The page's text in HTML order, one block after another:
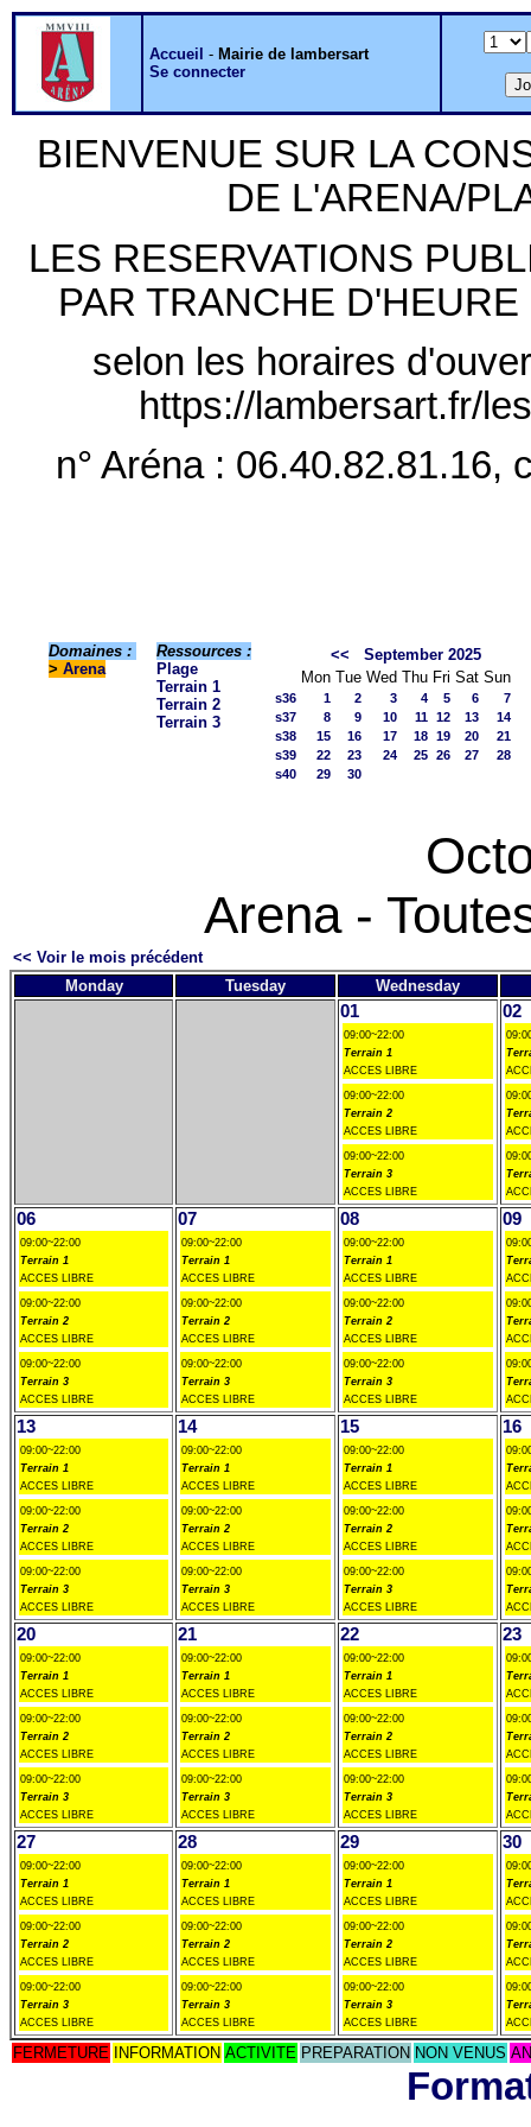
Accueil - Mairie de lambersart
Se connecter
BIENVENUE SUR LA
DE L'ARENA/
LES RESERVATIONS
PAR TRANCHE
selon les horaires
https://lambersart.fr/
n° Aréna : 06.40.82.81.16,
Domaines :
> Arena
Ressources :
Plage
Terrain 1
Terrain 2
Terrain 3
<<
September 2025
Mon Tue Wed Thu Fri Sat Sun
s36 1 2 3 4 5 6
7
s37
8 9 10 11 12 13
14
s38
15 16 17 18 19 20
21
s39
22 23 24 25 26 27
28
s40
29 30
Arena -
<< Voir le mois précédent
Monday
Tuesday Wednesday
01
09:00~22:00
Terrain 1
ACCES LIBRE
09:00~22:00
Terrain 2
ACCES LIBRE
09:00~22:00
Terrain 3
ACCES LIBRE
02
06
09:00~22:00
Terrain 1
ACCES LIBRE
09:00~22:00
Terrain 2
ACCES LIBRE
09:00~22:00
Terrain 3
ACCES LIBRE
07
09:00~22:00
Terrain 1
ACCES LIBRE
09:00~22:00
Terrain 2
ACCES LIBRE
09:00~22:00
Terrain 3
ACCES LIBRE
08
09:00~22:00
Terrain 1
ACCES LIBRE
09:00~22:00
Terrain 2
ACCES LIBRE
09:00~22:00
Terrain 3
ACCES LIBRE
09
13
09:00~22:00
Terrain 1
ACCES LIBRE
09:00~22:00
Terrain 2
ACCES LIBRE
09:00~22:00
Terrain 3
ACCES LIBRE
14
09:00~22:00
Terrain 1
ACCES LIBRE
09:00~22:00
Terrain 2
ACCES LIBRE
09:00~22:00
Terrain 3
ACCES LIBRE
15
09:00~22:00
Terrain 1
ACCES LIBRE
09:00~22:00
Terrain 2
ACCES LIBRE
09:00~22:00
Terrain 3
ACCES LIBRE
16
20
09:00~22:00
Terrain 1
ACCES LIBRE
09:00~22:00
Terrain 2
ACCES LIBRE
09:00~22:00
Terrain 3
ACCES LIBRE
21
09:00~22:00
Terrain 1
ACCES LIBRE
09:00~22:00
Terrain 2
ACCES LIBRE
09:00~22:00
Terrain 3
ACCES LIBRE
22
09:00~22:00
Terrain 1
ACCES LIBRE
09:00~22:00
Terrain 2
ACCES LIBRE
09:00~22:00
Terrain 3
ACCES LIBRE
23
27
09:00~22:00
Terrain 1
ACCES LIBRE
09:00~22:00
Terrain 2
ACCES LIBRE
09:00~22:00
Terrain 3
ACCES LIBRE
28
09:00~22:00
Terrain 1
ACCES LIBRE
09:00~22:00
Terrain 2
ACCES LIBRE
09:00~22:00
Terrain 3
ACCES LIBRE
29
09:00~22:00
Terrain 1
ACCES LIBRE
09:00~22:00
Terrain 2
ACCES LIBRE
09:00~22:00
Terrain 3
ACCES LIBRE
30
FERMETURE INFORMATION ACTIVITE PREPARATION NON VENUS